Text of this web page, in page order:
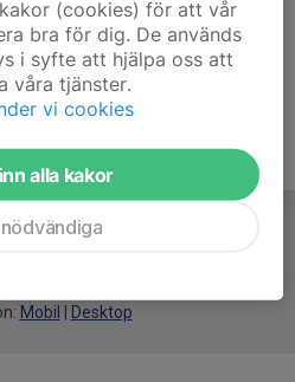
Mobil Desktop
(cookies) för att vår
bra för dig. De används
i syfte att hjälpa oss att
våra tjänster.
vi cookies
alla kakor